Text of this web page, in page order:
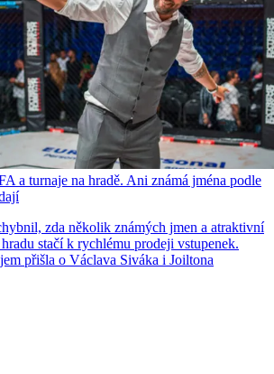
a turnaje na hradě. Ani známá jména podle
zda několik známých jmen a atraktivní
stačí k rychlému prodeji vstupenek.
přišla o Václava Siváka i Joiltona